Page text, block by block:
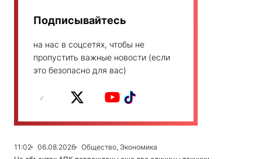
Подписывайтесь
на нас в соцсетях, чтобы не
пропустить важные новости (если
это безопасно для вас)
11:02 06.08.2026
Общество, Экономика